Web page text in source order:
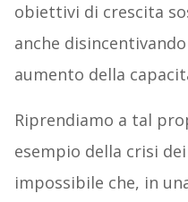
obiettivi di crescita
anche
aumento della
Riprendiamo a tal
esempio della crisi
impossibile che, in